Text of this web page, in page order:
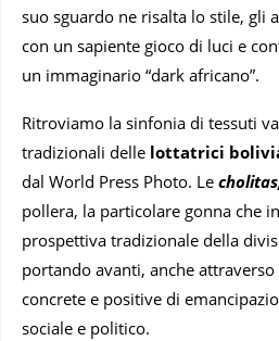
suo sguardo ne risalta lo stile, gli
con un sapiente gioco di luci e
un immaginario “dark africano”.
Ritroviamo la sinfonia di tessuti
tradizionali delle lottatrici
dal World Press Photo. Le
pollera, la particolare gonna che
prospettiva tradizionale della
portando avanti, anche
concrete e positive di
sociale e politico.